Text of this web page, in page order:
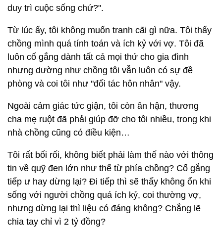
duy trì cuộc sống chứ?".
Từ lúc ấy, tôi không muốn tranh cãi gì nữa. Tôi thấy
chồng mình quá tính toán và ích kỷ với vợ. Tôi đã
luôn cố gắng dành tất cả mọi thứ cho gia đình
nhưng dường như chồng tôi vẫn luôn có sự đề
phòng và coi tôi như "đối tác hôn nhân" vậy.
Ngoài cảm giác tức giận, tôi còn ân hận, thương
cha mẹ ruột đã phải giúp đỡ cho tôi nhiều, trong khi
nhà chồng cũng có điều kiện…
Tôi rất bối rối, không biết phải làm thế nào với thông
tin về quỹ đen lớn như thế từ phía chồng? Cố gắng
tiếp ư hay dừng lại? Đi tiếp thì sẽ thấy không ổn khi
sống với người chồng quá ích kỷ, coi thường vợ,
nhưng dừng lại thì liệu có đáng không? Chẳng lẽ
chia tay chỉ vì 2 tỷ đồng?